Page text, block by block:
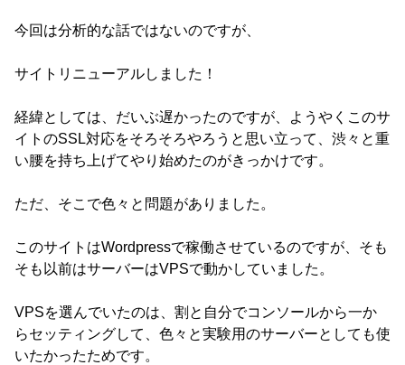
今回は分析的な話ではないのですが、
サイトリニューアルしました！
経緯としては、だいぶ遅かったのですが、ようやくこのサ
イトのSSL対応をそろそろやろうと思い立って、渋々と重
い腰を持ち上げてやり始めたのがきっかけです。
ただ、そこで色々と問題がありました。
このサイトはWordpressで稼働させているのですが、そも
そも以前はサーバーはVPSで動かしていました。
VPSを選んでいたのは、割と自分でコンソールから一か
らセッティングして、色々と実験用のサーバーとしても使
いたかったためです。